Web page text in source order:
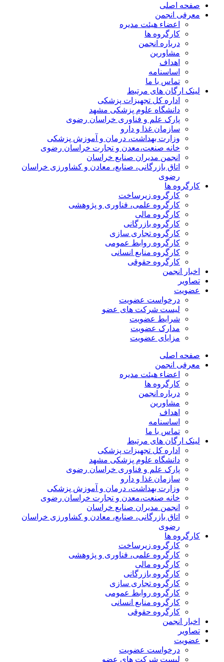
صفحه اصلی
معرفی انجمن
اعضاء هیئت مدیره
کارگروه ها
درباره انجمن
مشاورین
اهداف
اساسنامه
تماس با ما
لینک ارگان های مرتبط
اداره کل تجهیزات پزشکی
دانشگاه علوم پزشکی مشهد
پارک علم و فناوری خراسان رضوی
سازمان غذا و دارو
وزارت بهداشت، درمان و آموزش پزشکی
خانه صنعت،معدن و تجارت خراسان رضوی
انجمن مدیران صنایع خراسان
اتاق بازرگانی، صنایع، معادن و کشاورزی خراسان
رضوی
کارگروه ها
کارگروه زیرساخت
کارگروه علمی، فناوری و پژوهشی
کارگروه مالی
کارگروه بازرگانی
کارگروه تجاری سازی
کارگروه روابط عمومی
کارگروه منابع انسانی
کارگروه حقوقی
اخبار انجمن
تصاویر
عضویت
درخواست عضویت
لیست شرکت های عضو
شرایط عضویت
مدارک عضویت
مزایای عضویت
صفحه اصلی
معرفی انجمن
اعضاء هیئت مدیره
کارگروه ها
درباره انجمن
مشاورین
اهداف
اساسنامه
تماس با ما
لینک ارگان های مرتبط
اداره کل تجهیزات پزشکی
دانشگاه علوم پزشکی مشهد
پارک علم و فناوری خراسان رضوی
سازمان غذا و دارو
وزارت بهداشت، درمان و آموزش پزشکی
خانه صنعت،معدن و تجارت خراسان رضوی
انجمن مدیران صنایع خراسان
اتاق بازرگانی، صنایع، معادن و کشاورزی خراسان
رضوی
کارگروه ها
کارگروه زیرساخت
کارگروه علمی، فناوری و پژوهشی
کارگروه مالی
کارگروه بازرگانی
کارگروه تجاری سازی
کارگروه روابط عمومی
کارگروه منابع انسانی
کارگروه حقوقی
اخبار انجمن
تصاویر
عضویت
درخواست عضویت
لیست شرکت های عضو